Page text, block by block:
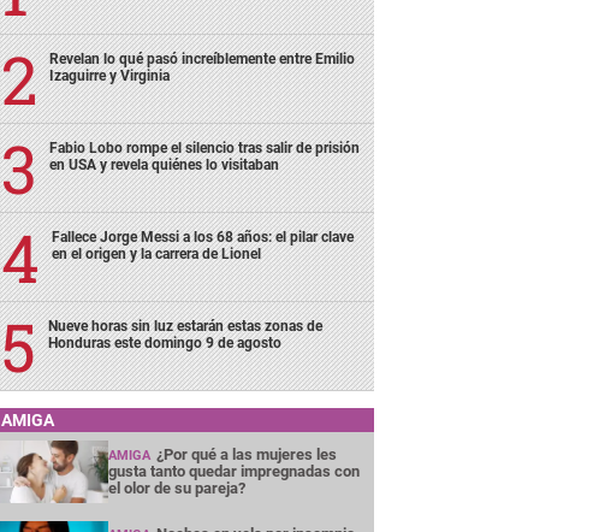
Revelan lo qué pasó increíblemente entre Emilio
Izaguirre y Virginia
Fabio Lobo rompe el silencio tras salir de prisión
en USA y revela quiénes lo visitaban
Fallece Jorge Messi a los 68 años: el pilar clave
en el origen y la carrera de Lionel
Nueve horas sin luz estarán estas zonas de
Honduras este domingo 9 de agosto
AMIGA
AMIGA ¿Por qué a las mujeres les
gusta tanto quedar impregnadas con
el olor de su pareja?